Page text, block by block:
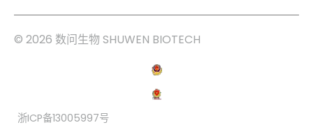
© 2026 数问生物 SHUWEN BIOTECH
浙ICP备13005997号